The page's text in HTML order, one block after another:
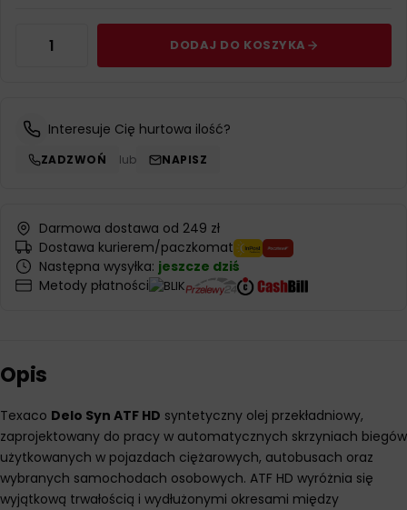
DODAJ DO KOSZYKA
Interesuje Cię hurtowa ilość?
ZADZWOŃ lub NAPISZ
Darmowa dostawa od 249 zł
Dostawa kurierem/paczkomat
Następna wysyłka: jeszcze dziś
Metody płatności
Opis
Texaco Delo Syn ATF HD syntetyczny olej przekładniowy,
zaprojektowany do pracy w automatycznych skrzyniach biegów
użytkowanych w pojazdach ciężarowych, autobusach oraz
wybranych samochodach osobowych. ATF HD wyróżnia się
wyjątkową trwałością i wydłużonymi okresami między